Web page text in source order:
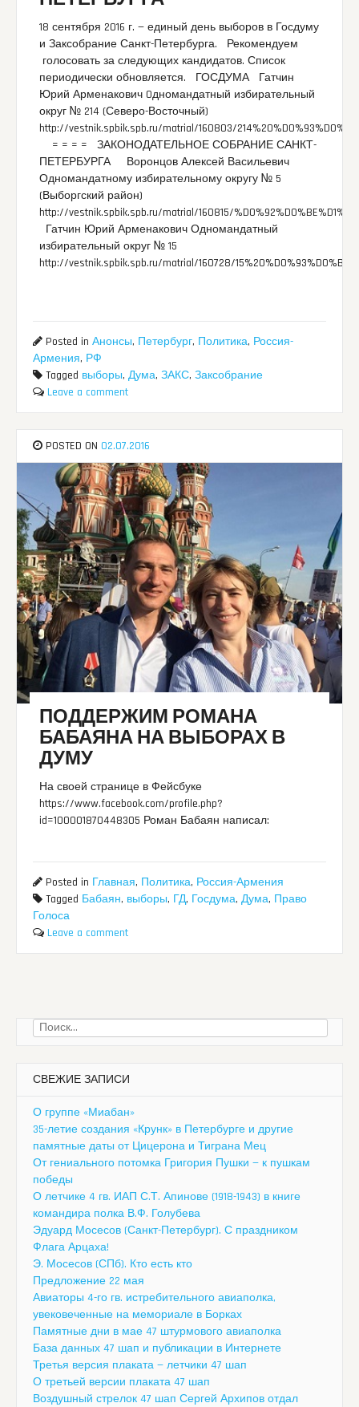
18 сентября 2016 г. — единый день выборов в Госдуму
и Заксобрание Санкт-Петербурга. Рекомендуем
голосовать за следующих кандидатов. Список
периодически обновляется. ГОСДУМА Гатчин
Юрий Арменакович 0дномандатный избирательный
округ № 214 (Северо-Восточный)
http://vestnik.spbik.spb.ru/matrial/160803/
= = = = ЗАКОНОДАТЕЛЬНОЕ СОБРАНИЕ САНКТ-
ПЕТЕРБУРГА Воронцов Алексей Васильевич
Одномандатному избирательному округу № 5
(Выборгский район)
http://vestnik.spbik.spb.ru/matrial/160815/
Гатчин Юрий Арменакович Одномандатный
избирательный округ № 15
http://vestnik.spbik.spb.ru/matrial/160728/
Posted inАнонсы, Петербург, Политика, Россия-
Армения, РФ
Tagged выборы,Дума,ЗАКС,Заксобрание
Leave a comment
POSTED ON 02.07.2016
ПОДДЕРЖИМ РОМАНА
БАБАЯНА НА ВЫБОРАХ В
ДУМУ
На своей странице в Фейсбуке
https://www.facebook.com/profile.php?
id=100001870448305 Роман Бабаян написал:
Posted in Главная, Политика, Россия-Армения
Tagged Бабаян, выборы, ГД, Госдума,Дума, Право
Голоса
Leave a comment
Найти:
СВЕЖИЕ ЗАПИСИ
О группе «Миабан»
35-летие создания «Крунк» в Петербурге и другие
памятные даты от Цицерона и Тиграна Мец
От гениального потомка Григория Пушки — к пушкам
победы
О летчике 4 гв. ИАП С.Т. Апинове (1918-1943) в книге
командира полка В.Ф. Голубева
Эдуард Мосесов (Санкт-Петербург). С праздником
Флага Арцаха!
Э. Мосесов (СПб). Кто есть кто
Предложение 22 мая
Авиаторы 4-го гв. истребительного авиаполка,
увековеченные на мемориале в Борках
Памятные дни в мае 47 штурмового авиаполка
База данных 47 шап и публикации в Интернете
Третья версия плаката — летчики 47 шап
О третьей версии плаката 47 шап
Воздушный стрелок 47 шап Сергей Архипов отдал